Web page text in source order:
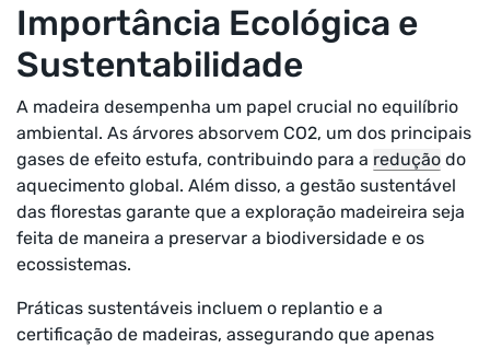
Importância Ecológica e
Sustentabilidade
A madeira desempenha um papel crucial no equilíbrio
ambiental. As árvores absorvem CO2, um dos principais
gases de efeito estufa, contribuindo para a redução do
aquecimento global. Além disso, a gestão sustentável
das florestas garante que a exploração madeireira seja
feita de maneira a preservar a biodiversidade e os
ecossistemas.
Práticas sustentáveis incluem o replantio e a
certificação de madeiras, assegurando que apenas